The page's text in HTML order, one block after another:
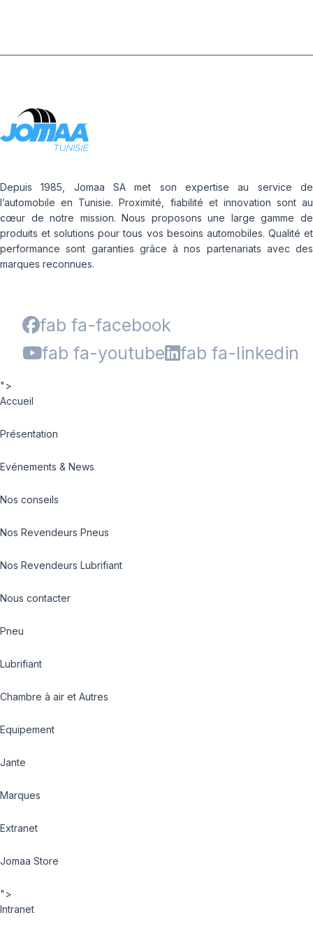
Depuis 1985, Jomaa SA met son expertise au service de
l’automobile en Tunisie. Proximité, fiabilité et innovation sont au
cœur de notre mission. Nous proposons une large gamme de
produits et solutions pour tous vos besoins automobiles. Qualité et
performance sont garanties grâce à nos partenariats avec des
marques reconnues.
fab fa-facebook
fab fa-youtube
fab fa-linkedin
">
Accueil
Présentation
Evénements & News
Nos conseils
Nos Revendeurs Pneus
Nos Revendeurs Lubrifiant
Nous contacter
Pneu
Lubrifiant
Chambre à air et Autres
Equipement
Jante
Marques
Extranet
Jomaa Store
">
Intranet